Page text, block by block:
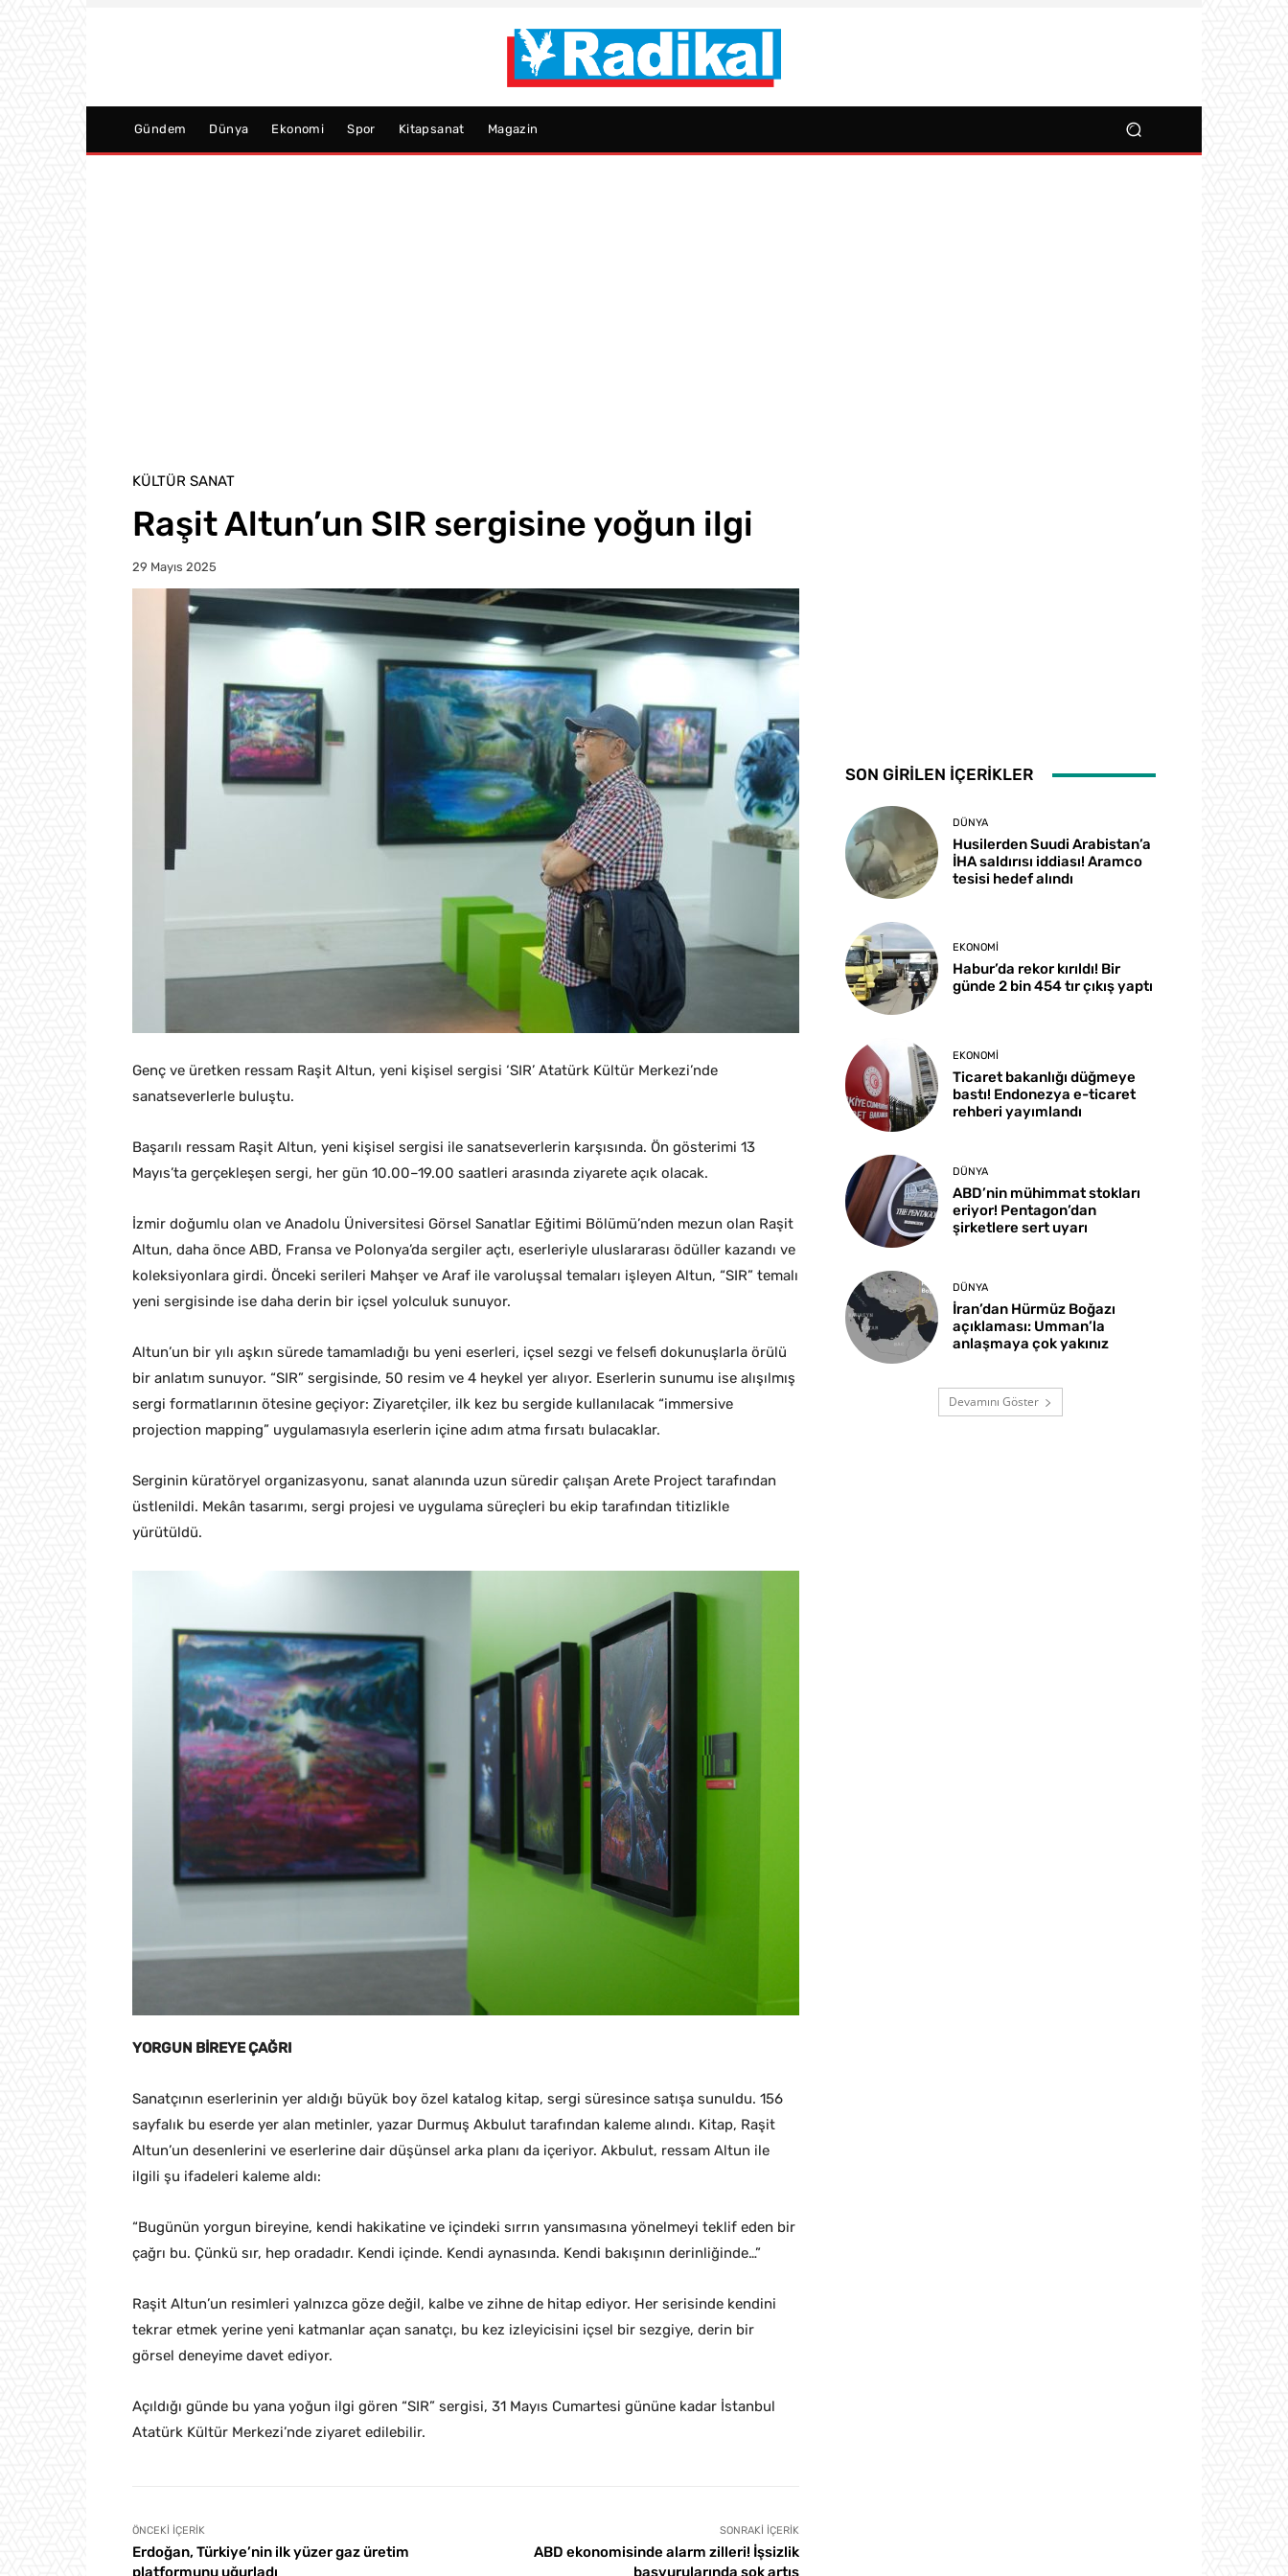
Gündem Dünya Ekonomi Spor Kitapsanat Magazin
KÜLTÜR SANAT
Raşit Altun’un SIR sergisine yoğun ilgi
29 Mayıs 2025
Genç ve üretken ressam Raşit Altun, yeni kişisel sergisi ‘SIR’ Atatürk Kültür Merkezi’nde
sanatseverlerle buluştu.
Başarılı ressam Raşit Altun, yeni kişisel sergisi ile sanatseverlerin karşısında. Ön gösterimi 13
Mayıs’ta gerçekleşen sergi, her gün 10.00–19.00 saatleri arasında ziyarete açık olacak.
İzmir doğumlu olan ve Anadolu Üniversitesi Görsel Sanatlar Eğitimi Bölümü’nden mezun olan Raşit
Altun, daha önce ABD, Fransa ve Polonya’da sergiler açtı, eserleriyle uluslararası ödüller kazandı ve
koleksiyonlara girdi. Önceki serileri Mahşer ve Araf ile varoluşsal temaları işleyen Altun, “SIR” temalı
yeni sergisinde ise daha derin bir içsel yolculuk sunuyor.
Altun’un bir yılı aşkın sürede tamamladığı bu yeni eserleri, içsel sezgi ve felsefi dokunuşlarla örülü
bir anlatım sunuyor. “SIR” sergisinde, 50 resim ve 4 heykel yer alıyor. Eserlerin sunumu ise alışılmış
sergi formatlarının ötesine geçiyor: Ziyaretçiler, ilk kez bu sergide kullanılacak “immersive
projection mapping” uygulamasıyla eserlerin içine adım atma fırsatı bulacaklar.
Serginin küratöryel organizasyonu, sanat alanında uzun süredir çalışan Arete Project tarafından
üstlenildi. Mekân tasarımı, sergi projesi ve uygulama süreçleri bu ekip tarafından titizlikle
yürütüldü.
YORGUN BİREYE ÇAĞRI
Sanatçının eserlerinin yer aldığı büyük boy özel katalog kitap, sergi süresince satışa sunuldu. 156
sayfalık bu eserde yer alan metinler, yazar Durmuş Akbulut tarafından kaleme alındı. Kitap, Raşit
Altun’un desenlerini ve eserlerine dair düşünsel arka planı da içeriyor. Akbulut, ressam Altun ile
ilgili şu ifadeleri kaleme aldı:
“Bugünün yorgun bireyine, kendi hakikatine ve içindeki sırrın yansımasına yönelmeyi teklif eden bir
çağrı bu. Çünkü sır, hep oradadır. Kendi içinde. Kendi aynasında. Kendi bakışının derinliğinde…”
Raşit Altun’un resimleri yalnızca göze değil, kalbe ve zihne de hitap ediyor. Her serisinde kendini
tekrar etmek yerine yeni katmanlar açan sanatçı, bu kez izleyicisini içsel bir sezgiye, derin bir
görsel deneyime davet ediyor.
Açıldığı günde bu yana yoğun ilgi gören “SIR” sergisi, 31 Mayıs Cumartesi gününe kadar İstanbul
Atatürk Kültür Merkezi’nde ziyaret edilebilir.
ÖNCEKI İÇERIK
Erdoğan, Türkiye’nin ilk yüzer gaz üretim
platformunu uğurladı
SONRAKI İÇERIK
ABD ekonomisinde alarm zilleri! İşsizlik
başvurularında şok artış
SON GİRİLEN İÇERİKLER
DÜNYA
Husilerden Suudi Arabistan’a
İHA saldırısı iddiası! Aramco
tesisi hedef alındı
EKONOMI
Habur’da rekor kırıldı! Bir
günde 2 bin 454 tır çıkış yaptı
EKONOMI
Ticaret bakanlığı düğmeye
bastı! Endonezya e-ticaret
rehberi yayımlandı
DÜNYA
ABD’nin mühimmat stokları
eriyor! Pentagon’dan
şirketlere sert uyarı
DÜNYA
İran’dan Hürmüz Boğazı
açıklaması: Umman’la
anlaşmaya çok yakınız
Devamını Göster